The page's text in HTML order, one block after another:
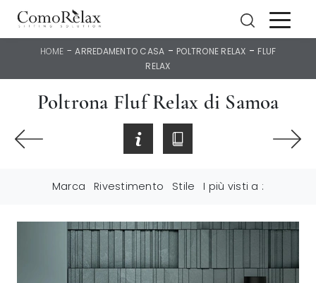
HOME -ARREDAMENTO CASA - POLTRONE RELAX - FLUF
RELAX
Poltrona Fluf Relax di Samoa
Marca Rivestimento Stile I più visti a :